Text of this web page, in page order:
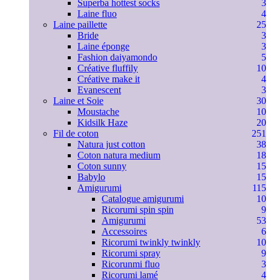
Superba hottest socks
3
Laine fluo
4
Laine paillette
25
Bride
3
Laine éponge
3
Fashion daiyamondo
5
Créative fluffily
10
Créative make it
4
Evanescent
3
Laine et Soie
30
Moustache
10
Kidsilk Haze
20
Fil de coton
251
Natura just cotton
38
Coton natura medium
18
Coton sunny
15
Babylo
15
Amigurumi
115
Catalogue amigurumi
10
Ricorumi spin spin
9
Amigurumi
53
Accessoires
6
Ricorumi twinkly twinkly
10
Ricorumi spray
9
Ricorunmi fluo
3
Ricorumi lamé
4